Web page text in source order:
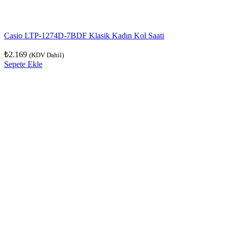
Casio LTP-1274D-7BDF Klasik Kadın Kol Saati
₺2.169 (KDV Dahil)
Sepete Ekle